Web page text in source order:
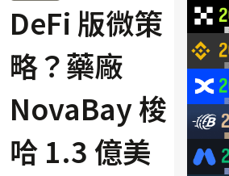
DeFi 版微策
略？藥廠
NovaBay 梭
哈 1.3 億美